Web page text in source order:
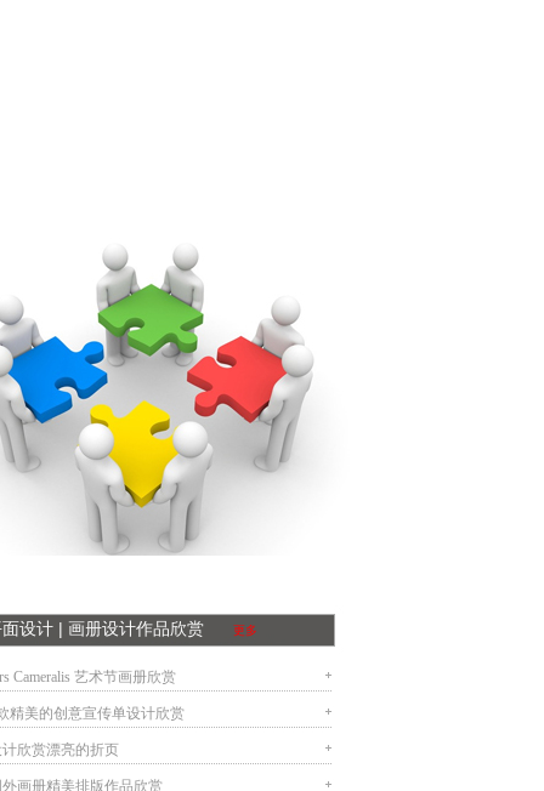
面设计 | 画册设计作品欣赏 更多
Cameralis 艺术节画册欣赏
精美的创意宣传单设计欣赏
欣赏漂亮的折页
画册精美排版作品欣赏